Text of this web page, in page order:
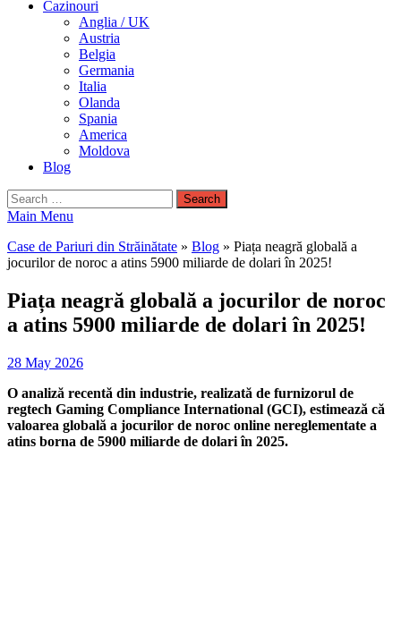
Cazinouri
Anglia / UK
Austria
Belgia
Germania
Italia
Olanda
Spania
America
Moldova
Blog
Search
for:
Main Menu
Case de Pariuri din Străinătate » Blog » Piața neagră globală a
jocurilor de noroc a atins 5900 miliarde de dolari în 2025!
Piața neagră globală a jocurilor de noroc
a atins 5900 miliarde de dolari în 2025!
28 May 2026
O analiză recentă din industrie, realizată de furnizorul de
regtech Gaming Compliance International (GCI), estimează că
valoarea globală a jocurilor de noroc online nereglementate a
atins borna de 5900 miliarde de dolari în 2025.